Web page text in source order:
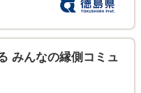
みんなの縁側コミュ